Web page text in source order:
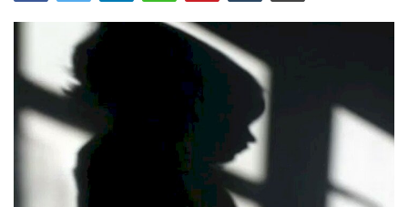
Mitra Polisi
Giat Ops
Link Polda NTT